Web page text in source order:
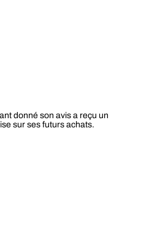
donné son avis a reçu un
sur ses futurs achats.